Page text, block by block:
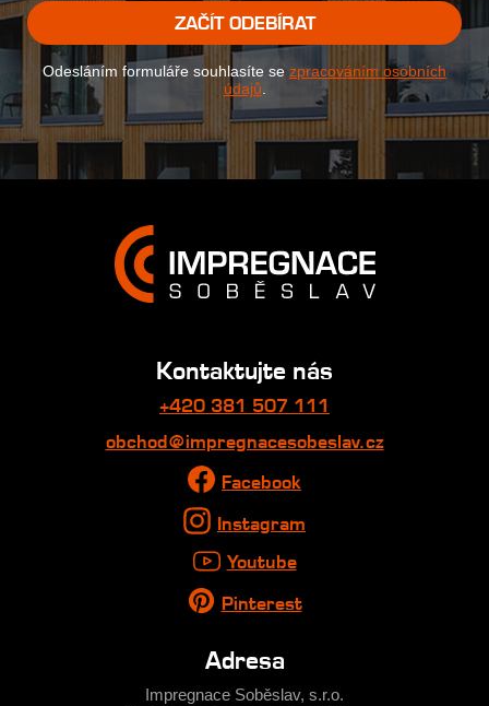
ZAČÍT ODEBÍRAT
Odesláním formuláře souhlasíte se zpracováním osobních
údajů
Kontaktujte nás
+420 381 507 111
obchod@impregnacesobeslav.cz
Facebook
Instagram
Youtube
Pinterest
Adresa
Impregnace Soběslav, s.r.o.